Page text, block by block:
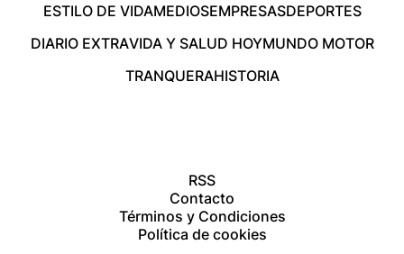
ESTILO DE VIDAMEDIOSEMPRESASDEPORTES
DIARIO EXTRAVIDA Y SALUD HOYMUNDO MOTOR
TRANQUERAHISTORIA
RSS
Contacto
Términos y Condiciones
Política de cookies